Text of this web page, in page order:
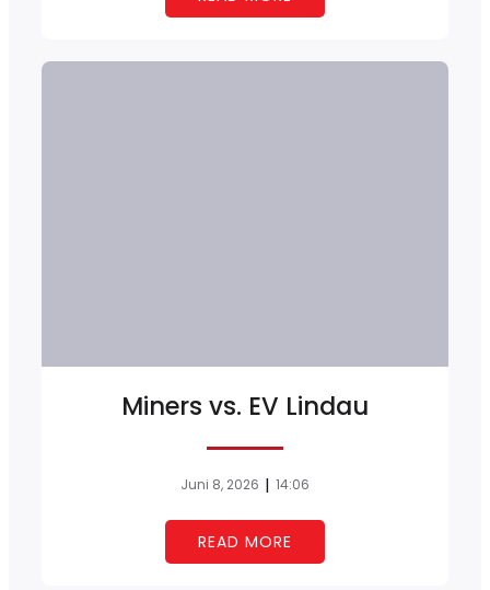
Miners vs. EV Lindau
Juni 8, 2026 | 14:06
READ MORE